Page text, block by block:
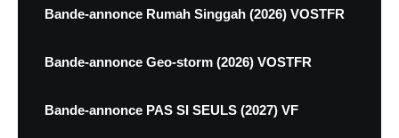
Bande-annonce Rumah Singgah (2026) VOSTFR
Bande-annonce Geo-storm (2026) VOSTFR
Bande-annonce PAS SI SEULS (2027) VF